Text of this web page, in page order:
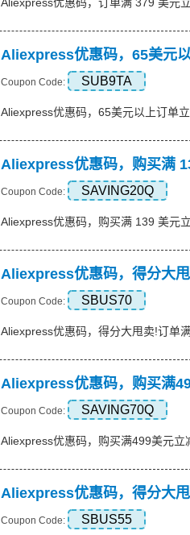
Aliexpress优惠码，65美元
Coupon Code: SUB9TA
Aliexpress优惠码，65美元以上订单
Aliexpress优惠码，购买满
Coupon Code: SAVING20Q
Aliexpress优惠码，购买满 139 美元
Aliexpress优惠码，得分大
Coupon Code: SBUS70
Aliexpress优惠码，得分大甩卖!订单
Aliexpress优惠码，购买满
Coupon Code: SAVING70Q
Aliexpress优惠码，购买满499美元
Aliexpress优惠码，得分大
Coupon Code: SBUS55